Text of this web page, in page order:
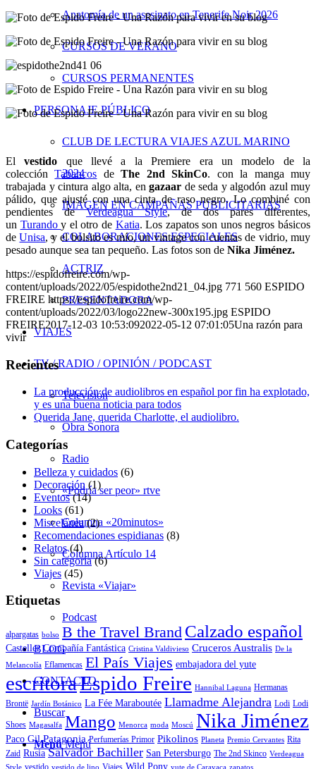
Anatomía de un asesinato en Tenerife Noir 2026
CURSOS DE VERANO
CURSOS PERMANENTES
PERSONAJE PÚBLICO
CLUB DE LECTURA VIAJES AZUL MARINO
2024
IMAGEN EN CAMPAÑAS PUBLICITARIAS
COLABORACIONES ESPECIALES
ACTRIZ
PRESENTADORA
VIAJES
TV / RADIO / OPINIÓN / PODCAST
Televisión
Obra Sonora
Radio
«Podría ser peor» rtve
Columna «20minutos»
Columna Artículo 14
Revista «Viajar»
Podcast
BLOG
CONTACTO
Buscar
Menú Menú
Elvestido que llevé a la Premiere era un modelo de la
colecciónTabancos deThe 2nd SkinCo. con la manga muy
trabajada y cintura algo alta, en gazaar de seda y algodón azul muy
pálido, que ajusté con una cinta de raso negro. Lo combiné con
pendientes deVerdeagua Style, de dos pares diferentes,
un Turandoy el otro de Katia. Los zapatos son unos negros básicos
deUnisa, y el bolsito es mío, un vintage con cuentas de vidrio, muy
pesado aunque sea tan pequeño. Las fotos son de Nika Jiménez.
https://espidofreire.com/wp-
content/uploads/2022/05/espidothe2nd21_04.jpg 771 560 ESPIDO
FREIRE https://espidofreire.com/wp-
content/uploads/2022/03/logo22new-300x195.jpg ESPIDO
FREIRE2017-12-03 10:53:092022-05-12 07:01:05Una razón para
vivir
Recientes
La producción de audiolibros en español por fin ha explotado,
y es una buena noticia para todos
Querida Jane, querida Charlotte, el audiolibro.
Categorías
Belleza y cuidados (6)
Decoración (1)
Eventos(14)
Looks (61)
Miscelánea(2)
Recomendaciones espidianas (8)
Relatos(4)
Sin categoría(6)
Viajes (45)
Etiquetas
alpargatas bolso B the Travel Brand Calzado español
Casteller Compañía Fantástica Cristina Valdivieso Cruceros Australis De la
Melancolía Eflamencas El País Viajes embajadora del yute
escritoraEspido Freire Hannibal Laguna Hermanas
Brontë Jardín Botánico La Fée Maraboutée Llamadme Alejandra Lodi Lodi
Shoes Magasalfa Mango Menorca moda Moscú Nika Jiménez
Paco Gil Patagonia Perfumerías Primor Pikolinos Planeta Premio Cervantes Rita
Zaid Rusia Salvador Bachiller San Petersburgo The 2nd Skinco Verdeagua
Style vestido vestido de lino Viajes Wild Pony yute de Caravaca zapatos